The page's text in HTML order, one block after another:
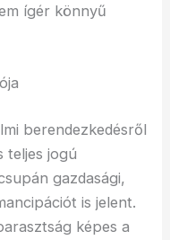
ígér könnyű
berendezkedésről
teljes jogú
gazdasági,
is jelent.
képes a